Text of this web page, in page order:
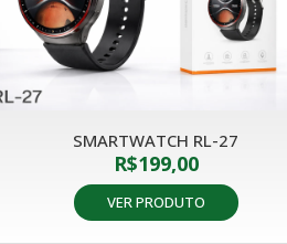
SMARTWATCH RL-27
R$199,00
VER PRODUTO